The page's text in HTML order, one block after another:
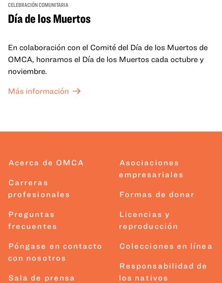
CELEBRACIÓN COMUNITARIA
Día de los Muertos
En colaboración con el Comité del Día de los Muertos de
OMCA, honramos el Día de los Muertos cada octubre y
noviembre.
Más información
Acerca de OMCA
Carreras
profesionales
Preguntas
frecuentes
Póngase en contacto
con nosotros
Sala de prensa
Asociaciones
empresariales
Formas de donar
Licencias y
reproducción
Colecciones en línea
Responsabilidad de
los nativos